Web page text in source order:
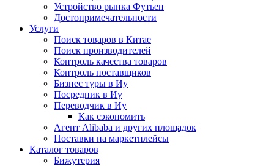
Устройство рынка Футьен
Достопримечательности
Услуги
Поиск товаров в Китае
Поиск производителей
Контроль качества товаров
Контроль поставщиков
Бизнес туры в Иу
Посредник в Иу
Переводчик в Иу
Как сэкономить
Агент Alibaba и других площадок
Поставки на маркетплейсы
Каталог товаров
Бижутерия